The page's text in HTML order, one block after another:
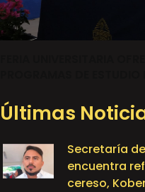
Últimas
Secretaría
encuentra
cereso,